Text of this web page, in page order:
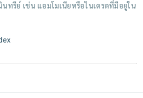
ทรีย์ เช่น แอมโมเนียหรือไนเตรตที่มีอยู่ใน